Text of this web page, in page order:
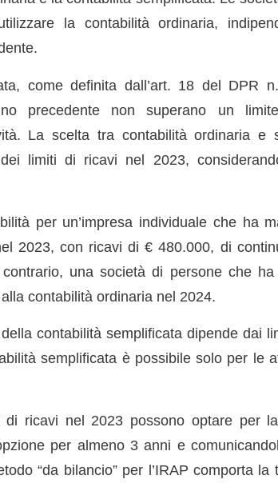
la contabilità ordinaria,
come definita dall’art. 18 del DPR
precedente non superano un
La scelta tra contabilità ordinaria e
limiti di ricavi nel 2023,
per un’impresa individuale che ha
2023, con ricavi di € 480.000, di
una società di persone che
contabilità ordinaria nel 2024.
contabilità semplificata dipende dai
semplificata è possibile solo per le
ricavi nel 2023 possono optare per
per almeno 3 anni e
“da bilancio” per l’IRAP comporta la